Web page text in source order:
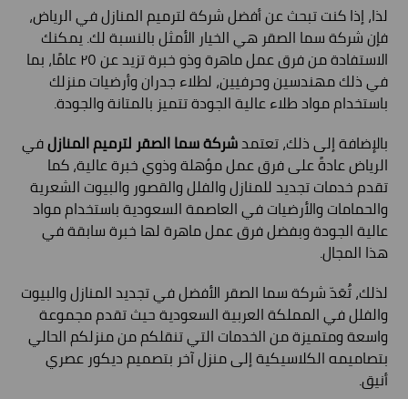
لذا، إذا كنت تبحث عن أفضل شركة لترميم المنازل في الرياض،
فإن شركة سما الصقر هي الخيار الأمثل بالنسبة لك. يمكنك
الاستفادة من فرق عمل ماهرة وذو خبرة تزيد عن ٢٥ عامًا، بما
في ذلك مهندسين وحرفيين، لطلاء جدران وأرضيات منزلك
باستخدام مواد طلاء عالية الجودة تتميز بالمتانة والجودة.
بالإضافة إلى ذلك، تعتمدشركة سما الصقر لترميم المنازلفي
الرياض عادةً على فرق عمل مؤهلة وذوي خبرة عالية، كما
تقدم خدمات تجديد للمنازل والفلل والقصور والبيوت الشعرية
والحمامات والأرضيات في العاصمة السعودية باستخدام مواد
عالية الجودة وبفضل فرق عمل ماهرة لها خبرة سابقة في
هذا المجال.
لذلك، تُعَدّ شركة سما الصقر الأفضل في تجديد المنازل والبيوت
والفلل في المملكة العربية السعودية حيث تقدم مجموعة
واسعة ومتميزة من الخدمات التي تنقلكم من منزلكم الحالي
بتصاميمه الكلاسيكية إلى منزل آخر بتصميم ديكور عصري
أنيق.